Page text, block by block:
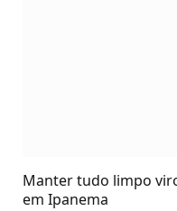
Manter tudo limpo
em Ipanema